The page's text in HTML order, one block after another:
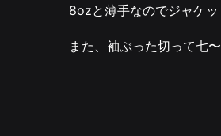
8ozと薄手なのでジャケ
また、袖ぶった切って七